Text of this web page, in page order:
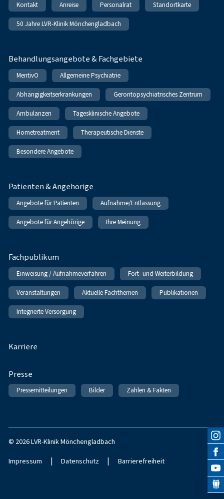
Kontakt Anreise Personalrat Standortkarte
50 Jahre LVR-Klinik Mönchengladbach
Behandlungsangebote & Fachgebiete
MentivO Allgemeine Psychiatrie
Abhängigkeitserkrankungen Gerontopsychiatrisches Zentrum
Ambulanzen Tagesklinische Angebote
Hometreatment Therapeutische Dienste
Besondere Angebote
Patienten & Angehörige
Angebote für Patienten Aufnahme/Entlassung
Angebote für Angehörige Ihre Meinung
Fachpublikum
Einweisung / Aufnahmeverfahren Fort- und Weiterbildung
Veranstaltungen Aktuelle Fachthemen Publikationen
Integrierte Versorgung
Karriere
Presse
Pressemitteilungen Bilder Zahlen & Fakten
© 2026 LVR-Klinik Mönchengladbach
Impressum | Datenschutz | Barrierefreiheit